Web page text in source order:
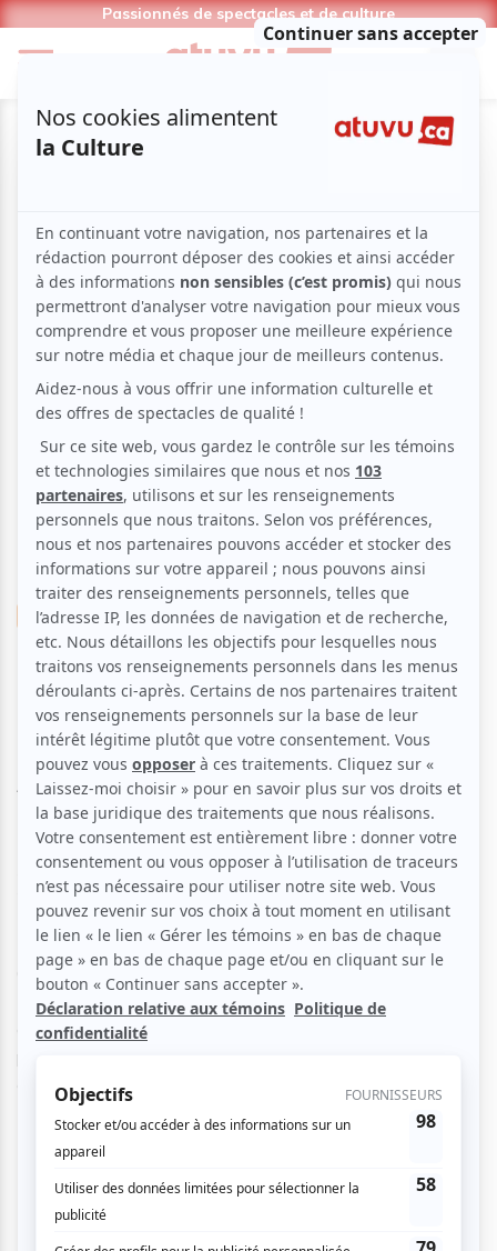
Passionnés de spectacles et de culture
Improvisation Théâtrale Humour Générale
La LNI accueille les
comédiens de Dieu Merci!
Aucune offre promotionnelle
disponible
Soyez les premiers avisés dès qu'il y aura une offre promo
pour La LNI accueille les comédiens de Dieu Merci!:
INSCRIVEZ-VOUS
Ce mardi 3 mars aura lieu le Grand Match Spécial de la LNI.
Pour ce faire, l'équipe LNI affronteront l'équipe de
comédiens de l’émission Dieu Merci! dirigés pour la soirée
composée de Réal Bossé, François-Étienne Paré, Frédéric
Barbusci, Isabelle Brouillette, Maryvonne Cyr et Émilie
Bibeau dirigés par le coach Christian Laurence.
Les matchs de la LNI, accessibles aux spectateurs de tous